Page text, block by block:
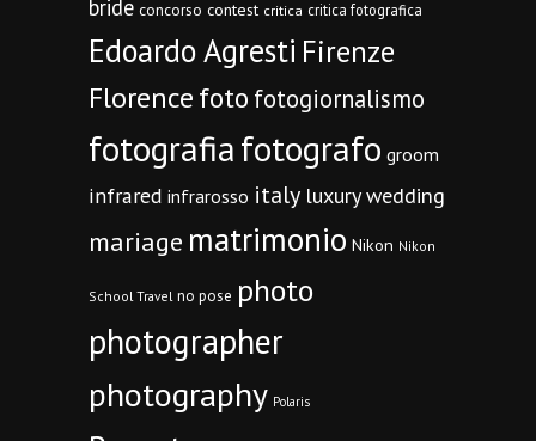
bride concorso contest critica critica fotografica
Edoardo Agresti Firenze
Florencefoto fotogiornalismo
fotografiafotografo groom
infrared infrarosso italy luxury wedding
mariage matrimonio Nikon Nikon
School Travel no pose photo
photographer
photography Polaris